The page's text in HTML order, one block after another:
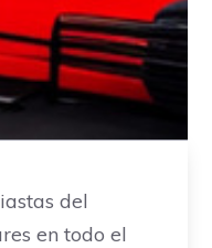
del
en todo el